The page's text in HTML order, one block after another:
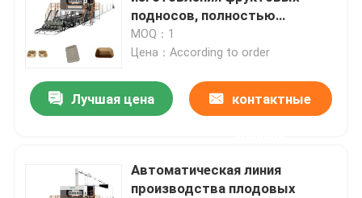
подносов, полностью
автоматическая машина для
формирования яйцеклеток
MOQ：1
Цена：According to order
Лучшая цена контактные
Автоматическая линия
производства плодовых